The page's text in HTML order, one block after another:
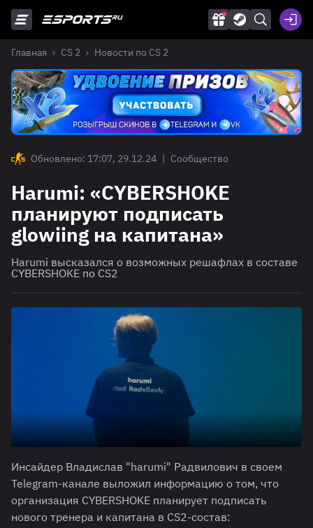
Главная CS 2 Новости по CS 2
Обновлено: 17:07, 29.12.24 | Сообщество
Harumi: «CYBERSHOKE
планируют подписать
glowiing на капитана»
Harumi высказался о возможных решафлах в составе
CYBERSHOKE по CS2
Инсайдер Владислав "harumi" Радвилович в своем
Telegram-канале выложил информацию о том, что
организация CYBERSHOKE планирует подписать
нового тренера и капитана в CS2-состав: